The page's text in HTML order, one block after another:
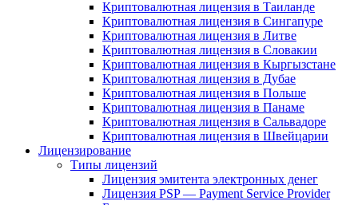
Криптовалютная лицензия в Таиланде
Криптовалютная лицензия в Сингапуре
Криптовалютная лицензия в Литве
Криптовалютная лицензия в Словакии
Криптовалютная лицензия в Кыргызстане
Криптовалютная лицензия в Дубае
Криптовалютная лицензия в Польше
Криптовалютная лицензия в Панаме
Криптовалютная лицензия в Сальвадоре
Криптовалютная лицензия в Швейцарии
Лицензирование
Типы лицензий
Лицензия эмитента электронных денег
Лицензия PSP — Payment Service Provider